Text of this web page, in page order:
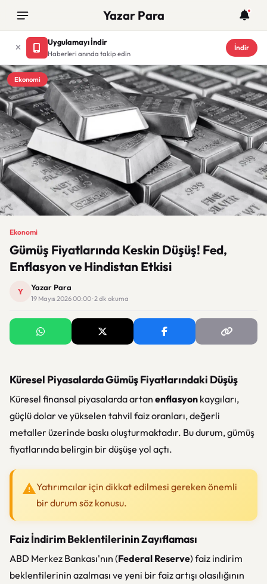
Yazar Para
Uygulamayı İndir
Haberleri anında takip edin
İndir
Ekonomi
Ekonomi
Gümüş Fiyatlarında Keskin Düşüş! Fed,
Enflasyon ve Hindistan Etkisi
Y Yazar Para
19 Mayıs 2026 00:00 · 2 dk okuma
Küresel Piyasalarda Gümüş Fiyatlarındaki Düşüş
Küresel finansal piyasalarda artan enflasyon kaygıları,
güçlü dolar ve yükselen tahvil faiz oranları, değerli
metaller üzerinde baskı oluşturmaktadır. Bu durum, gümüş
fiyatlarında belirgin bir düşüşe yol açtı.
Yatırımcılar için dikkat edilmesi gereken önemli
bir durum söz konusu.
Faiz İndirim Beklentilerinin Zayıflaması
ABD Merkez Bankası'nın (Federal Reserve) faiz indirim
beklentilerinin azalması ve yeni bir faiz artışı olasılığının